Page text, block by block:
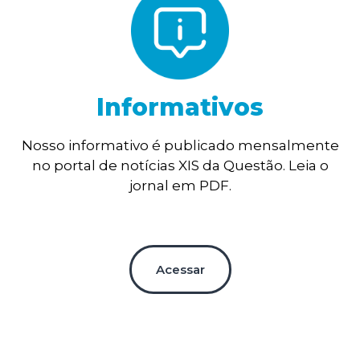
Informativos
Nosso informativo é publicado mensalmente
no portal de notícias XIS da Questão. Leia o
jornal em PDF.
Acessar